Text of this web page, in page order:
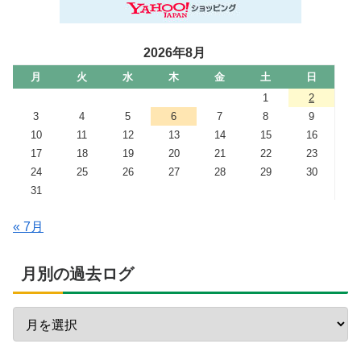
2026年8月
月 火 水 木 金 土
日
1
2
3
4 5 6 7 8
9
10
11 12 13 14 15
16
17
18 19 20 21 22
23
24
25 26 27 28 29
30
31
« 7月
月別の過去ログ